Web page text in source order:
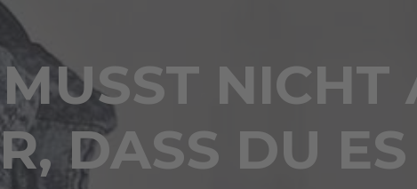
NICHT
DASS DU